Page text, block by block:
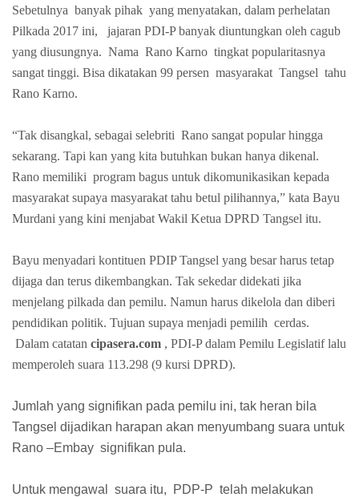
Sebetulnya banyak pihak yang menyatakan, dalam perhelatan
Pilkada 2017 ini,
jajaran PDI-P banyak diuntungkan oleh cagub
yang diusungnya. Nama Rano Karno tingkat popularitasnya
sangat tinggi. Bisa dikatakan 99 persen masyarakat Tangsel tahu
Rano Karno.
“Tak disangkal, sebagai selebriti Rano sangat popular hingga
sekarang. Tapi kan yang kita butuhkan bukan hanya dikenal.
Rano memiliki program bagus untuk dikomunikasikan kepada
masyarakat supaya masyarakat tahu betul pilihannya,” kata Bayu
Murdani yang kini menjabat Wakil Ketua DPRD Tangsel itu.
Bayu menyadari kontituen PDIP Tangsel yang besar harus tetap
dijaga dan terus dikembangkan. Tak sekedar didekati jika
menjelang pilkada dan pemilu. Namun harus dikelola dan diberi
pendidikan politik. Tujuan supaya menjadi pemilih cerdas.
Dalam catatan cipasera.com , PDI-P dalam Pemilu Legislatif lalu
memperoleh suara 113.298 (9 kursi DPRD).
Jumlah yang signifikan pada pemilu ini, tak heran bila
Tangsel dijadikan harapan akan menyumbang suara untuk
Rano –Embay signifikan pula.
Untuk mengawal suara itu, PDP-P telah melakukan